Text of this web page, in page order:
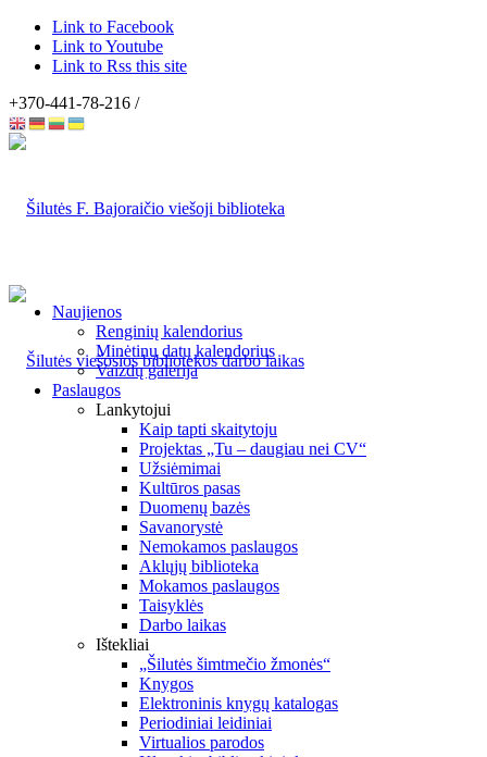
Link to Facebook
Link to Youtube
Link to Rss this site
+370-441-78-216 /
Naujienos
Renginių kalendorius
Minėtinų datų kalendorius
Vaizdų galerija
Paslaugos
Lankytojui
Kaip tapti skaitytoju
Projektas „Tu – daugiau nei CV“
Užsiėmimai
Kultūros pasas
Duomenų bazės
Savanorystė
Nemokamos paslaugos
Aklųjų biblioteka
Mokamos paslaugos
Taisyklės
Darbo laikas
Ištekliai
„Šilutės šimtmečio žmonės“
Knygos
Elektroninis knygų katalogas
Periodiniai leidiniai
Virtualios parodos